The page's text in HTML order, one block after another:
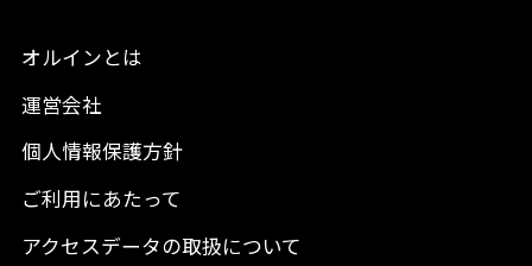
オルインとは
運営会社
個人情報保護方針
ご利用にあたって
アクセスデータの取扱について